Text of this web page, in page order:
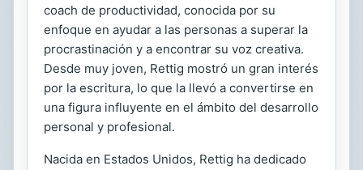
coach de productividad, conocida por su
enfoque en ayudar a las personas a superar la
procrastinación y a encontrar su voz creativa.
Desde muy joven, Rettig mostró un gran interés
por la escritura, lo que la llevó a convertirse en
una figura influyente en el ámbito del desarrollo
personal y profesional.
Nacida en Estados Unidos, Rettig ha dedicado